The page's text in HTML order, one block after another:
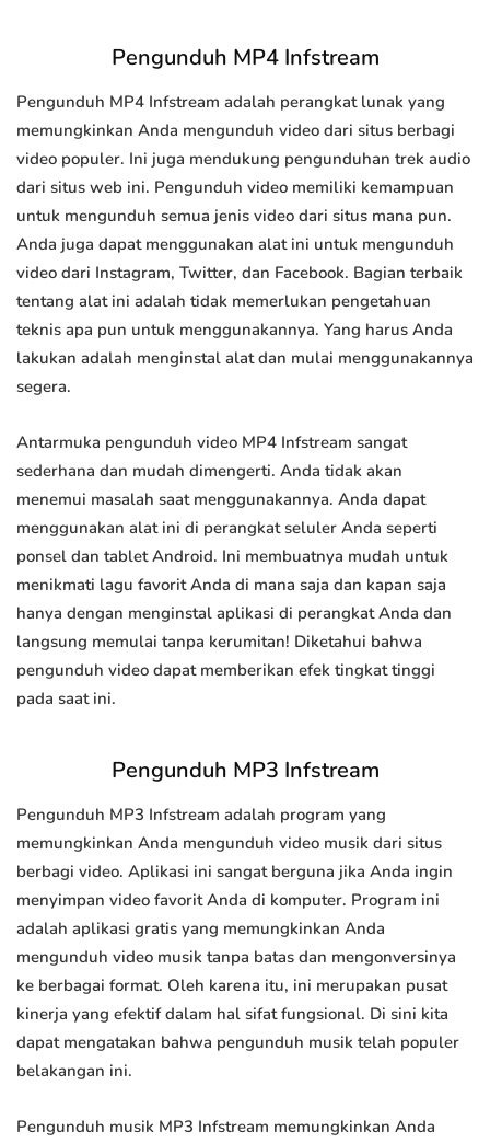
Pengunduh MP4 Infstream
Pengunduh MP4 Infstream adalah perangkat lunak yang
memungkinkan Anda mengunduh video dari situs berbagi
video populer. Ini juga mendukung pengunduhan trek audio
dari situs web ini. Pengunduh video memiliki kemampuan
untuk mengunduh semua jenis video dari situs mana pun.
Anda juga dapat menggunakan alat ini untuk mengunduh
video dari Instagram, Twitter, dan Facebook. Bagian terbaik
tentang alat ini adalah tidak memerlukan pengetahuan
teknis apa pun untuk menggunakannya. Yang harus Anda
lakukan adalah menginstal alat dan mulai menggunakannya
segera.
Antarmuka pengunduh video MP4 Infstream sangat
sederhana dan mudah dimengerti. Anda tidak akan
menemui masalah saat menggunakannya. Anda dapat
menggunakan alat ini di perangkat seluler Anda seperti
ponsel dan tablet Android. Ini membuatnya mudah untuk
menikmati lagu favorit Anda di mana saja dan kapan saja
hanya dengan menginstal aplikasi di perangkat Anda dan
langsung memulai tanpa kerumitan! Diketahui bahwa
pengunduh video dapat memberikan efek tingkat tinggi
pada saat ini.
Pengunduh MP3 Infstream
Pengunduh MP3 Infstream adalah program yang
memungkinkan Anda mengunduh video musik dari situs
berbagi video. Aplikasi ini sangat berguna jika Anda ingin
menyimpan video favorit Anda di komputer. Program ini
adalah aplikasi gratis yang memungkinkan Anda
mengunduh video musik tanpa batas dan mengonversinya
ke berbagai format. Oleh karena itu, ini merupakan pusat
kinerja yang efektif dalam hal sifat fungsional. Di sini kita
dapat mengatakan bahwa pengunduh musik telah populer
belakangan ini.
Pengunduh musik MP3 Infstream memungkinkan Anda